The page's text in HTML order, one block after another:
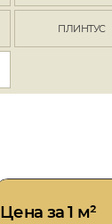
ПЛИНТУС
Цена за 1 м²